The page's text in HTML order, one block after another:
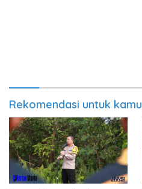
Rekomendasi untuk kamu